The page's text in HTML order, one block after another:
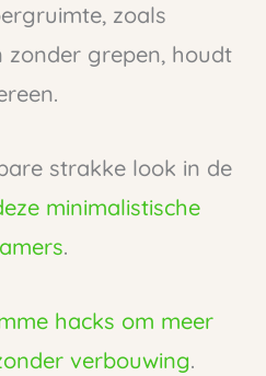
zoals
zonder grepen, houdt
strakke look in de
minimalistische
.
hacks om meer
verbouwing.